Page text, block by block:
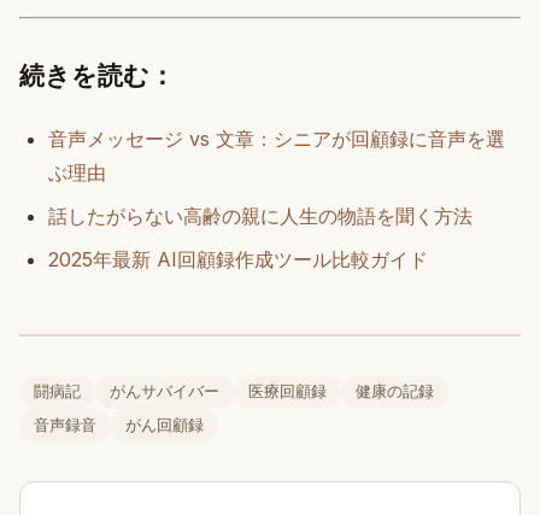
続きを読む：
音声メッセージ vs 文章：シニアが回顧録に音声を選
ぶ理由
話したがらない高齢の親に人生の物語を聞く方法
2025年最新 AI回顧録作成ツール比較ガイド
闘病記 がんサバイバー 医療回顧録
健康の記録
音声録音
がん回顧録